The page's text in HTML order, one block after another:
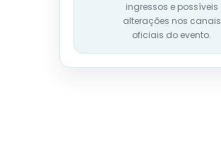
ingressos e possíveis
alterações nos canais
oficiais do evento.